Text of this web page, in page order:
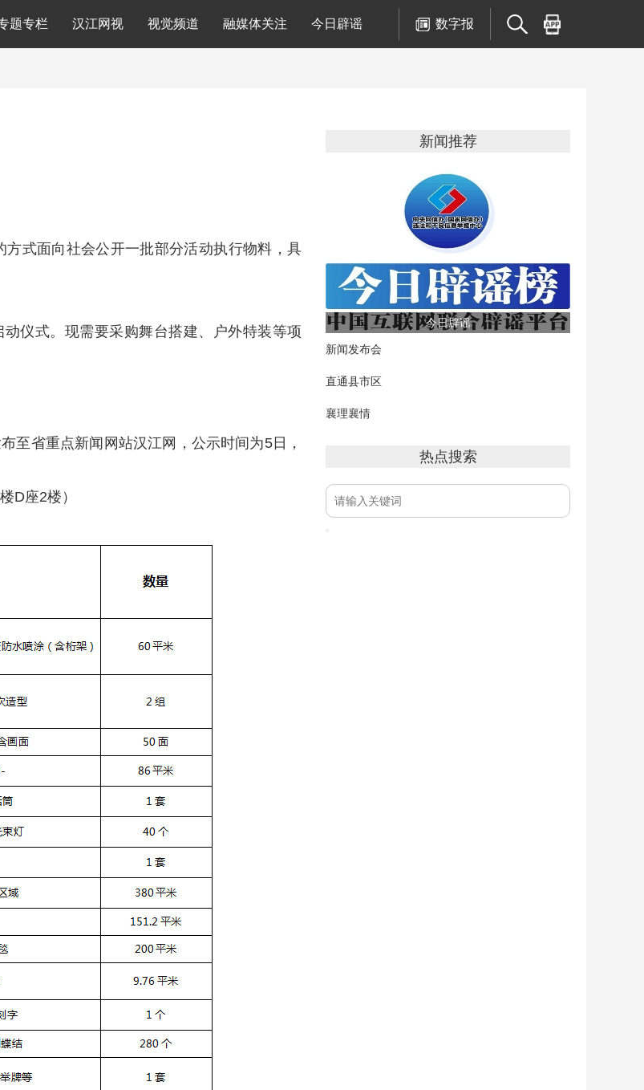
题专栏 汉江网视 视觉频道 融媒体关注 今日辟谣 数字报
式面向社会公开一批部分活动执行物料，具
仪式。现需要采购舞台搭建、户外特装等项
至省重点新闻网站汉江网，公示时间为5日，
D座2楼）
新闻推荐
今日辟谣
新闻发布会
直通县市区
襄理襄情
热点搜索